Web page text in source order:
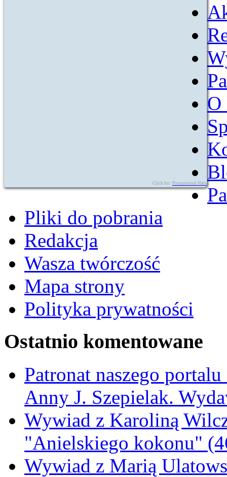
Click for: Promotional Hats
O
Pliki do pobrania
Redakcja
Wasza twórczość
Mapa strony
Polityka prywatności
Ostatnio komentowane
Patronat naszego
Anny J. Szepielak.
Wywiad z Karoliną
"Anielskiego kokonu"
Wywiad z Marią